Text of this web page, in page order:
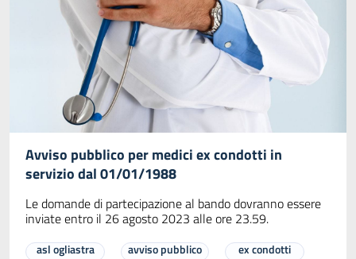
Avviso pubblico per medici ex condotti in
servizio dal 01/01/1988
Le domande di partecipazione al bando dovranno essere
inviate entro il 26 agosto 2023 alle ore 23.59.
asl ogliastra avviso pubblico
ex condotti